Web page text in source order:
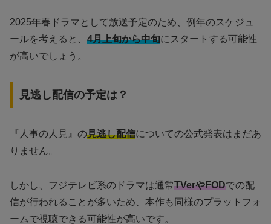
2025年春ドラマとして放送予定のため、例年のスケジュ
ールを考えると、 4月上旬から中旬にスタートする可能性
が高いでしょう。
見逃し配信の予定は？
『人事の人見』の見逃し配信についての公式発表はまだあ
りません。
しかし、フジテレビ系のドラマは通常TVerやFODでの配
信が行われることが多いため、本作も同様のプラットフォ
ームで視聴できる可能性が高いです。